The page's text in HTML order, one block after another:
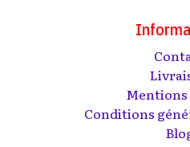
Mentions
Conditions